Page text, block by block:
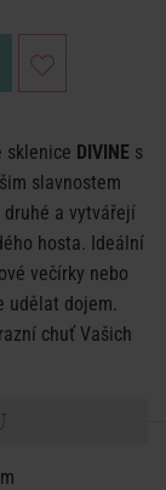
sklenice DIVINE s
slavnostem
druhé a vytvářejí
hosta. Ideální
večírky nebo
udělat dojem.
chuť Vašich